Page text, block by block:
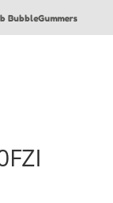
BubbleGummers